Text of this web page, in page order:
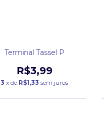
Terminal Tassel P
R$3,99
3 x de R$1,33 sem juros